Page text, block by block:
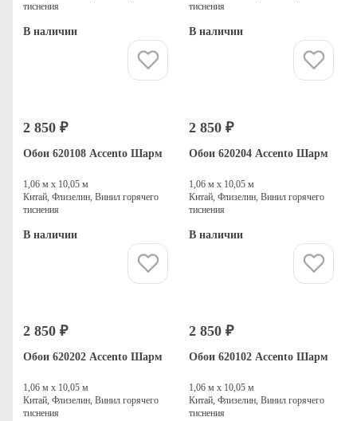
тиснения
В наличии
тиснения
В наличии
2 850 ₽
Обои 620108 Accento Шарм
1,06 м х 10,05 м
Китай, Флизелин, Винил горячего
тиснения
В наличии
2 850 ₽
Обои 620204 Accento Шарм
1,06 м х 10,05 м
Китай, Флизелин, Винил горячего
тиснения
В наличии
2 850 ₽
Обои 620202 Accento Шарм
1,06 м х 10,05 м
Китай, Флизелин, Винил горячего
тиснения
2 850 ₽
Обои 620102 Accento Шарм
1,06 м х 10,05 м
Китай, Флизелин, Винил горячего
тиснения